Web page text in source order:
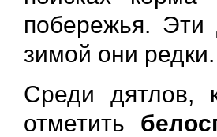
побережья.
зимой они редки.
Среди дятлов,
отметить